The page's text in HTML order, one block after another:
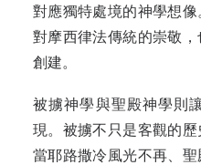
對應獨特處境的神學想
對摩西律法傳統的崇敬
創建。
被擄神學與聖殿神學則
現。被擄不只是客觀的歷
當耶路撒冷風光不再、